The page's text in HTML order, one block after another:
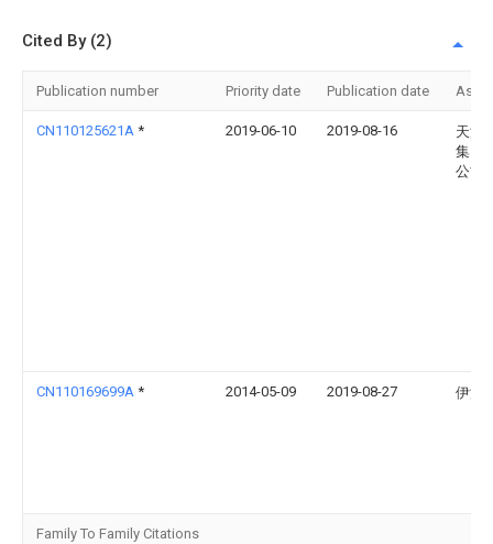
Cited By (2)
Publication number Priority date Publication date
CN110125621A * 2019-06-10 2019-08-16
天津
集团
公司
CN110169699A * 2014-05-09 2019-08-27 伊温
Family To Family Citations